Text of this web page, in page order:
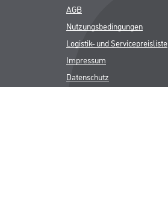
AGB
Nutzungsbedingungen
Logistik- und Servicepreisliste
Impressum
Datenschutz